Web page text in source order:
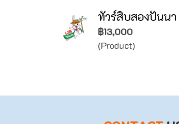
ทัวร์สิบสองปันนา
฿13,000
(Product)